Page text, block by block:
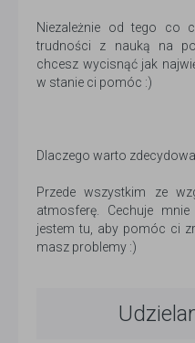
Niezależnie od tego co
trudności z nauką na
chcesz wycisnąć jak
w stanie ci pomóc :)
Dlaczego warto
Przede wszystkim ze
atmosferę. Cechuje
jestem tu, aby pomóc ci
masz problemy :)